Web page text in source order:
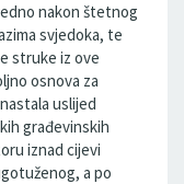
nakon štetnog
svjedoka, te
struke iz ove
osnova za
uslijed
građevinskih
iznad cijevi
a po